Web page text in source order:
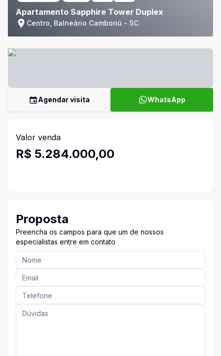
Apartamento Sapphire Tower Duplex
Centro, Balneário Camboriú - SC
Agendar visita WhatsApp
Valor venda
R$ 5.284.000,00
Proposta
Preencha os campos para que um de nossos
especialistas entre em contato